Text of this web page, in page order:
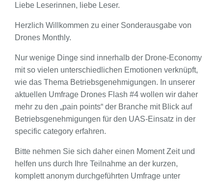
Liebe Leserinnen, liebe Leser.
Herzlich Willkommen zu einer Sonderausgabe von
Drones Monthly.
Nur wenige Dinge sind innerhalb der Drone-Economy
mit so vielen unterschiedlichen Emotionen verknüpft,
wie das Thema Betriebsgenehmigungen. In unserer
aktuellen Umfrage Drones Flash #4 wollen wir daher
mehr zu den „pain points“ der Branche mit Blick auf
Betriebsgenehmigungen für den UAS-Einsatz in der
specific category erfahren.
Bitte nehmen Sie sich daher einen Moment Zeit und
helfen uns durch Ihre Teilnahme an der kurzen,
komplett anonym durchgeführten Umfrage unter